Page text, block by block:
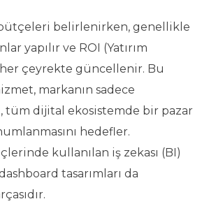
belirlenirken, genellikle
yapılır ve ROI (Yatırım
çeyrekte güncellenir. Bu
markanın sadece
tüm dijital ekosistemde bir pazar
hedefler.
kullanılan iş zekası (BI)
tasarımları da